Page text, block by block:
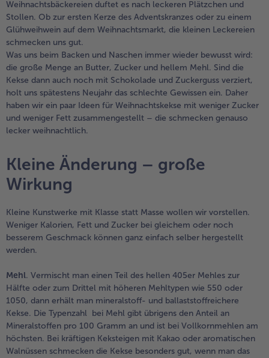
Ustensiles de cuisine
TousUstensiles de cuisine
Gâteaux & Tartes
TousGâteaux & Tartes
bofrost*free
Tousbofrost*free
High Protein
TousHigh Protein
bofrost*plus.
Tousbofrost*plus.
Alternatives végétale
TousAlternatives végétale
Friteuse à air chaud
TousFriteuse à air chaud
- 5 € à l’achat de 7 menus au choix
Weihnachtsbäckereien duftet es nach leckeren Plätzchen und
Stollen. Ob zur ersten Kerze des Adventskranzes oder zu einem
Glühweihwein auf dem Weihnachtsmarkt, die kleinen Leckereien
schmecken uns gut.
Was uns beim Backen und Naschen immer wieder bewusst wird:
die große Menge an Butter, Zucker und hellem Mehl. Sind die
Kekse dann auch noch mit Schokolade und Zuckerguss verziert,
holt uns spätestens Neujahr das schlechte Gewissen ein. Daher
haben wir ein paar Ideen für Weihnachtskekse mit weniger Zucker
und weniger Fett zusammengestellt – die schmecken genauso
lecker weihnachtlich.
Kleine Änderung – große
Wirkung
Kleine Kunstwerke mit Klasse statt Masse wollen wir vorstellen.
Weniger Kalorien, Fett und Zucker bei gleichem oder noch
besserem Geschmack können ganz einfach selber hergestellt
werden.
Mehl. Vermischt man einen Teil des hellen 405er Mehles zur
Hälfte oder zum Drittel mit höheren Mehltypen wie 550 oder
1050, dann erhält man mineralstoff- und ballaststoffreichere
Kekse. Die Typenzahl bei Mehl gibt übrigens den Anteil an
Mineralstoffen pro 100 Gramm an und ist bei Vollkornmehlen am
höchsten. Bei kräftigen Keksteigen mit Kakao oder aromatischen
Walnüssen schmecken die Kekse besonders gut, wenn man das